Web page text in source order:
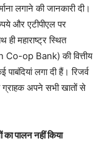
लगाने की जानकारी दी।
और एटीपीएल पर
महाराष्ट्र स्थित
op Bank) की वित्तीय
लगा दी हैं। रिजर्व
अपने सभी खातों से
पालन नहीं किया